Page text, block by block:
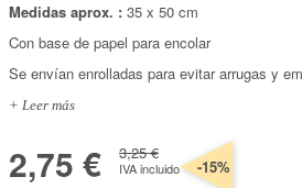
Somos Kimidori
Medidas aprox. : 35 x 50 cm
Con base de papel para encolar
Se envían enrolladas para evitar arrugas y
+ Leer más
2,75 € 3,25 €
IVA incluido -15%